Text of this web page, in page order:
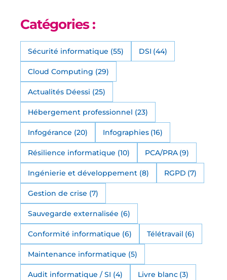
Catégories :
Sécurité informatique (55) DSI (44)
Cloud Computing (29)
Actualités Déessi (25)
Hébergement professionnel (23)
Infogérance (20) Infographies (16)
Résilience informatique (10) PCA/PRA (9)
Ingénierie et développement (8) RGPD (7)
Gestion de crise (7)
Sauvegarde externalisée (6)
Conformité informatique (6) Télétravail (6)
Maintenance informatique (5)
Audit informatique / SI (4) Livre blanc (3)